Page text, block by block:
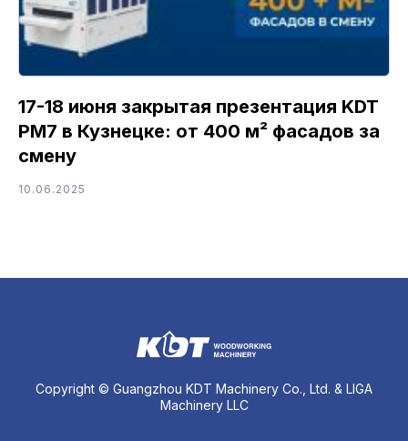
17-18 июня закрытая презентация KDT
PM7 в Кузнецке: от 400 м² фасадов за
смену
10.06.2025
Copyright © Guangzhou KDT Machinery Co., Ltd. & LIGA
Machinery LLC